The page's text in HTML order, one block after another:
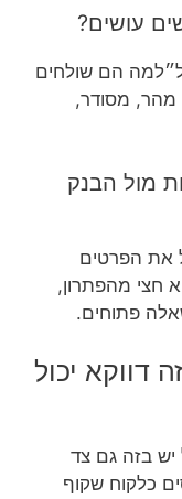
הם שולחים
מהר, מסודר,
מול הבנק
את הפרטים
חצי מהפתרון,
פתוחים.
דווקא יכול
יש בזה גם צד
כלקוח שקוף